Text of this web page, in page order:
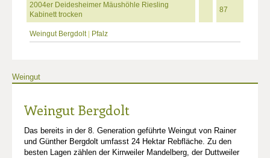
2004er Deidesheimer Mäushöhle Riesling
Kabinett trocken
87
Weingut Bergdolt| Pfalz
Weingut
Weingut Bergdolt
Das bereits in der 8. Generation geführte Weingut von Rainer
und Günther Bergdolt umfasst 24 Hektar Rebfläche. Zu den
besten Lagen zählen der Kirrweiler Mandelberg, der Duttweiler